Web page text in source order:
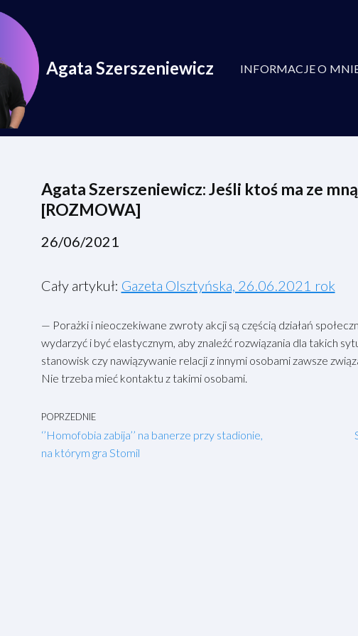
Agata Szerszeniewicz INFORMACJE O
Agata Szerszeniewicz: Jeśli ktoś ma ze
[ROZMOWA]
26/06/2021
Cały artykuł: Gazeta Olsztyńska, 26.06.2021 rok
— Porażki i nieoczekiwane zwroty akcji są częścią działań
wydarzyć i być elastycznym, aby znaleźć rozwiązania dla takich
stanowisk czy nawiązywanie relacji z innymi osobami zawsze
Nie trzeba mieć kontaktu z takimi osobami.
POPRZEDNIE
‘’Homofobia zabija’’ na banerze przy stadionie,
na którym gra Stomil